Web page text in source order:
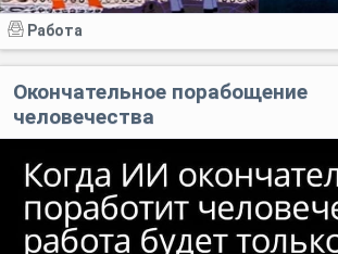
Работа
Окончательное порабощение
человечества